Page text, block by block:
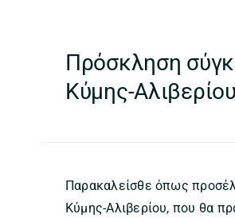
Πρόσκληση
Κύμης-
Παρακαλείσθε όπως
Κύμης-Αλιβερίου, που θα